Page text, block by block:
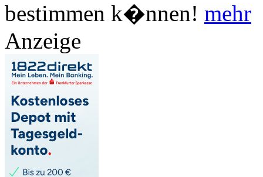
bestimmen k�nnen! mehr
Anzeige